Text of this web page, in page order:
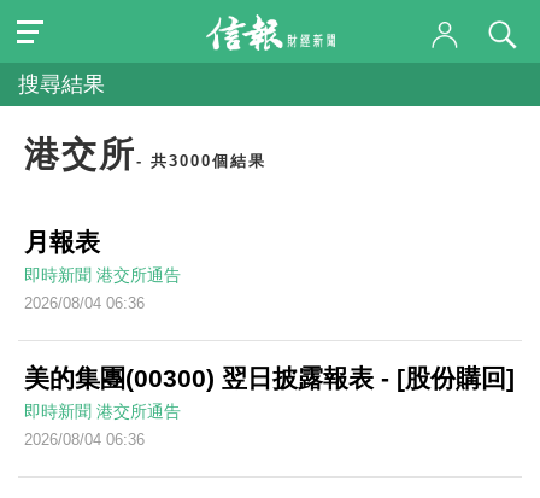
搜尋結果
港交所- 共3000個結果
月報表
即時新聞 港交所通告
2026/08/04 06:36
美的集團(00300) 翌日披露報表 - [股份購回]
即時新聞 港交所通告
2026/08/04 06:36